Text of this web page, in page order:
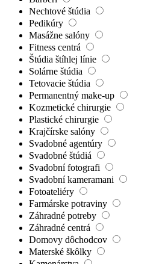
Nechtové štúdia
Pedikúry
Masážne salóny
Fitness centrá
Štúdia štíhlej línie
Solárne štúdia
Tetovacie štúdia
Permanentný make-up
Kozmetické chirurgie
Plastické chirurgie
Krajčírske salóny
Svadobné agentúry
Svadobné štúdiá
Svadobní fotografi
Svadobní kameramani
Fotoateliéry
Farmárske potraviny
Záhradné potreby
Záhradné centrá
Domovy dôchodcov
Materské škôlky